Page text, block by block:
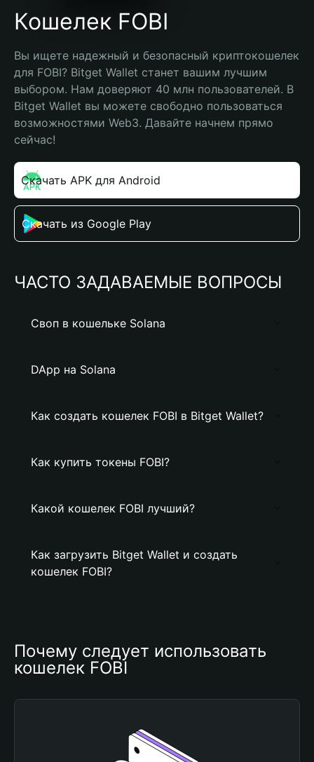
Кошелек FOBI
Вы ищете надежный и безопасный криптокошелек
для FOBI? Bitget Wallet станет вашим лучшим
выбором. Нам доверяют 40 млн пользователей. В
Bitget Wallet вы можете свободно пользоваться
возможностями Web3. Давайте начнем прямо
сейчас!
Скачать APK для Android
Скачать из Google Play
ЧАСТО ЗАДАВАЕМЫЕ ВОПРОСЫ
Своп в кошельке Solana
DApp на Solana
Как создать кошелек FOBI в Bitget Wallet?
Как купить токены FOBI?
Какой кошелек FOBI лучший?
Как загрузить Bitget Wallet и создать
кошелек FOBI?
Почему следует использовать
кошелек FOBI